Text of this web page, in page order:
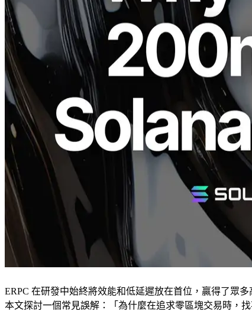
ERPC 在研發中始終將效能和低延遲放在首位，贏得了眾
本文探討一個常見誤解：「為什麼在追求零區塊交易時，找